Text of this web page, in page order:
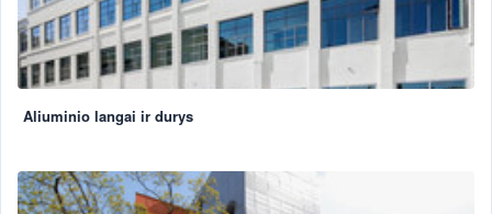
Aliuminio langai ir durys